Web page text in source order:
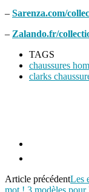
– Sarenza.com/
– Zalando.fr/
TAGS
chaussures
clarks
Article précédentLes
mot ! 3 modèles